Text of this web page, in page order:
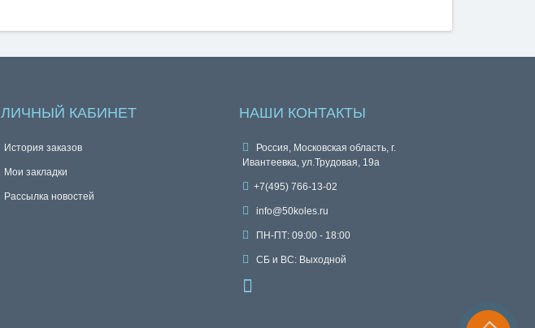
ЛИЧНЫЙ КАБИНЕТ
История заказов
Мои закладки
Рассылка новостей
НАШИ КОНТАКТЫ
Россия, Московская область, г.
Ивантеевка, ул.Трудовая, 19а
+7(495) 766-13-02
info@50koles.ru
ПН-ПТ: 09:00 - 18:00
СБ и ВС: Выходной